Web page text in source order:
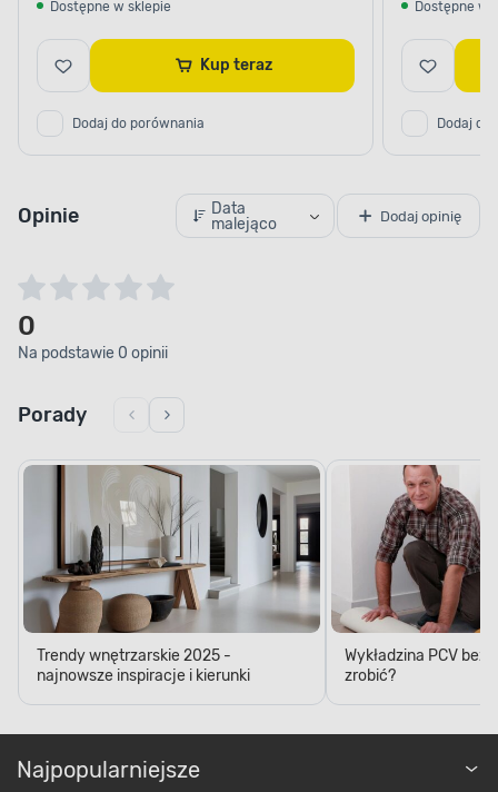
Dostępne w sklepie
Kup teraz
Dodaj do porównania
Dostępne w
Dodaj do
Opinie
Data
malejąco
Dodaj opinię
0
Na podstawie 0 opinii
Porady
Trendy wnętrzarskie 2025 -
najnowsze inspiracje i kierunki
Wykładzina PCV bez
zrobić?
Najpopularniejsze